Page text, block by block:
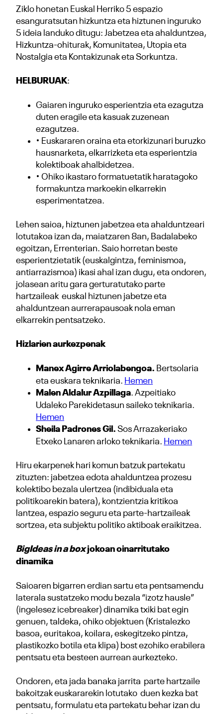
Ziklo honetan Euskal Herriko 5 espazio
esanguratsutan hizkuntza eta hiztunen inguruko
5 ideia landuko ditugu: Jabetzea eta ahalduntzea,
Hizkuntza-ohiturak, Komunitatea, Utopia eta
Nostalgia eta Kontakizunak eta Sorkuntza.
HELBURUAK:
Gaiaren inguruko esperientzia eta ezagutza
duten eragile eta kasuak zuzenean
ezagutzea.
• Euskararen oraina eta etorkizunari buruzko
hausnarketa, elkarrizketa eta esperientzia
kolektiboak ahalbidetzea.
• Ohiko ikastaro formatuetatik haratagoko
formakuntza markoekin elkarrekin
esperimentatzea.
Lehen saioa, hiztunen jabetzea eta ahalduntzeari
lotutakoa izan da, maiatzaren 8an, Badalabeko
egoitzan, Errenterian. Saio horretan beste
esperientzietatik (euskalgintza, feminismoa,
antiarrazismoa) ikasi ahal izan dugu, eta ondoren,
jolasean aritu gara gerturatutako parte
hartzaileak euskal hiztunen jabetze eta
ahalduntzean aurrerapausoak nola eman
elkarrekin pentsatzeko.
Hizlarien aurkezpenak
Manex Agirre Arriolabengoa. Bertsolaria
eta euskara teknikaria. Hemen
Malen Aldalur Azpillaga. Azpeitiako
Udaleko Parekidetasun saileko teknikaria.
Hemen
Sheila Padrones Gil. Sos Arrazakeriako
Etxeko Lanaren arloko teknikaria. Hemen
Hiru ekarpenek hari komun batzuk partekatu
zituzten: jabetzea edota ahalduntzea prozesu
kolektibo bezala ulertzea (indibiduala eta
politikoarekin batera), kontzientzia kritikoa
lantzea, espazio seguru eta parte-hartzaileak
sortzea, eta subjektu politiko aktiboak eraikitzea.
BigIdeasin a boxjokoan oinarritutako
dinamika
Saioaren bigarren erdian sartu eta pentsamendu
laterala sustatzeko modu bezala “izotz hausle”
(ingelesez icebreaker) dinamika txiki bat egin
genuen, taldeka, ohiko objektuen (Kristalezko
basoa, euritakoa, koilara, eskegitzeko pintza,
plastikozko botila eta klipa) bost ezohiko erabilera
pentsatu eta besteen aurrean aurkezteko.
Ondoren, eta jada banaka jarrita parte hartzaile
bakoitzak euskararekin lotutako duen kezka bat
pentsatu, formulatu eta partekatu behar izan du